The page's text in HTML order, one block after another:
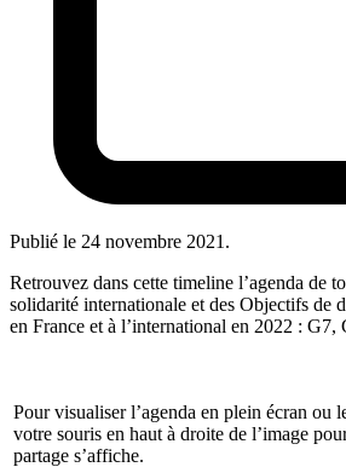
Publié le 24 novembre 2021 .
Retrouvez dans cette timeline l’agenda de
solidarité internationale et des Objectifs de
en France et à l’international en 2022 :
Pour visualiser l’agenda en plein écran ou
votre souris en haut à droite de l’image
partage s’affiche.